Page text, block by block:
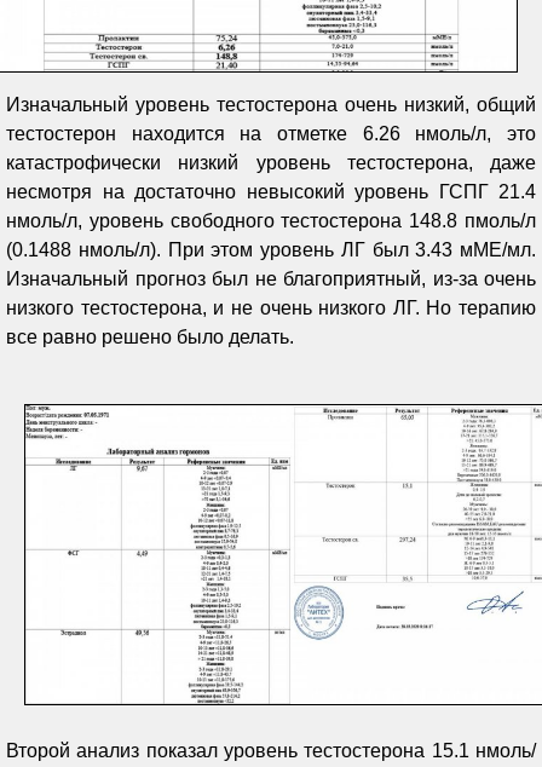
Изначальный уровень тестостерона очень низкий, общий
тестостерон находится на отметке 6.26 нмоль/л, это
катастрофически низкий уровень тестостерона, даже
несмотря на достаточно невысокий уровень ГСПГ 21.4
нмоль/л, уровень свободного тестостерона 148.8 пмоль/л
(0.1488 нмоль/л). При этом уровень ЛГ был 3.43 мМЕ/мл.
Изначальный прогноз был не благоприятный, из-за очень
низкого тестостерона, и не очень низкого ЛГ. Но терапию
все равно решено было делать.
Второй анализ показал уровень тестостерона 15.1 нмоль/